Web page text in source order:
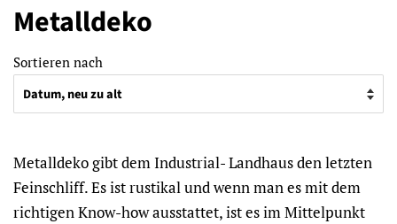
Metalldeko
Sortieren nach
Metalldeko gibt dem Industrial- Landhaus den letzten
Feinschliff. Es ist rustikal und wenn man es mit dem
richtigen Know-how ausstattet, ist es im Mittelpunkt